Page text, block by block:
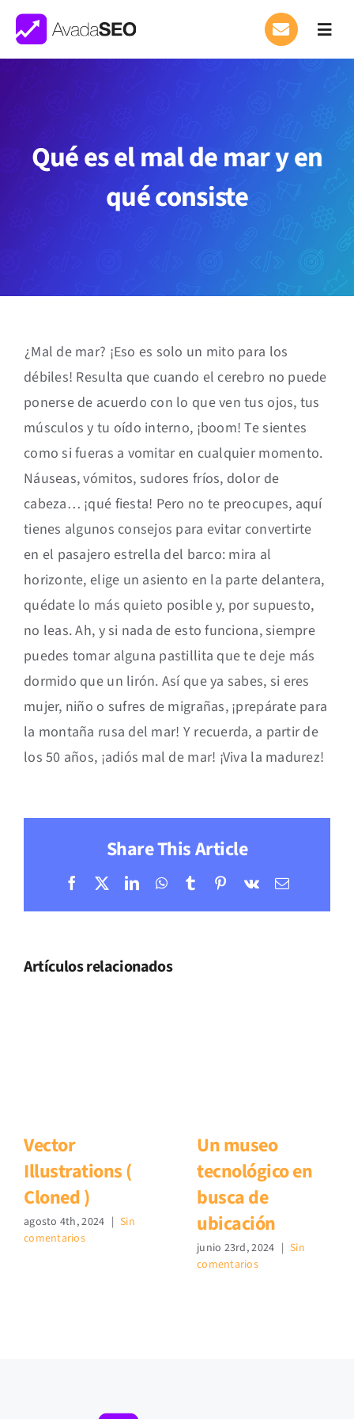
Saltar
contenido
Careers APPLY
Qué es el mal de mar y en
qué consiste
¿Mal de mar? ¡Eso es solo un mito para los
débiles! Resulta que cuando el cerebro no puede
ponerse de acuerdo con lo que ven tus ojos, tus
músculos y tu oído interno, ¡boom! Te sientes
como si fueras a vomitar en cualquier momento.
Náuseas, vómitos, sudores fríos, dolor de
cabeza… ¡qué fiesta! Pero no te preocupes, aquí
tienes algunos consejos para evitar convertirte
en el pasajero estrella del barco: mira al
horizonte, elige un asiento en la parte delantera,
quédate lo más quieto posible y, por supuesto,
no leas. Ah, y si nada de esto funciona, siempre
puedes tomar alguna pastillita que te deje más
dormido que un lirón. Así que ya sabes, si eres
mujer, niño o sufres de migrañas, ¡prepárate para
la montaña rusa del mar! Y recuerda, a partir de
los 50 años, ¡adiós mal de mar! ¡Viva la madurez!
Share This Article
Facebook LinkedInWhatsApp
TumblrPinterest
Vk
Correo
Artículos relacionados
Vector
Illustrations (
Cloned )
agosto 4th, 2024 | Sin
comentarios
Un museo
tecnológico en
busca de
ubicación
junio 23rd, 2024 | Sin
comentarios